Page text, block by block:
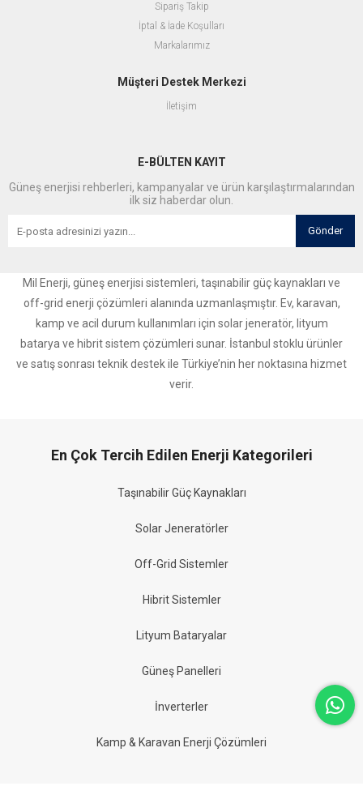
Sipariş Takip
İptal & İade Koşulları
Markalarımız
Müşteri Destek Merkezi
İletişim
E-BÜLTEN KAYIT
Güneş enerjisi rehberleri, kampanyalar ve ürün karşılaştırmalarından
ilk siz haberdar olun.
Gönder
Mil Enerji, güneş enerjisi sistemleri, taşınabilir güç kaynakları ve
off-grid enerji çözümleri alanında uzmanlaşmıştır. Ev, karavan,
kamp ve acil durum kullanımları için solar jeneratör, lityum
batarya ve hibrit sistem çözümleri sunar. İstanbul stoklu ürünler
ve satış sonrası teknik destek ile Türkiye’nin her noktasına hizmet
verir.
En Çok Tercih Edilen Enerji Kategorileri
Taşınabilir Güç Kaynakları
Solar Jeneratörler
Off-Grid Sistemler
Hibrit Sistemler
Lityum Bataryalar
Güneş Panelleri
İnverterler
Kamp & Karavan Enerji Çözümleri